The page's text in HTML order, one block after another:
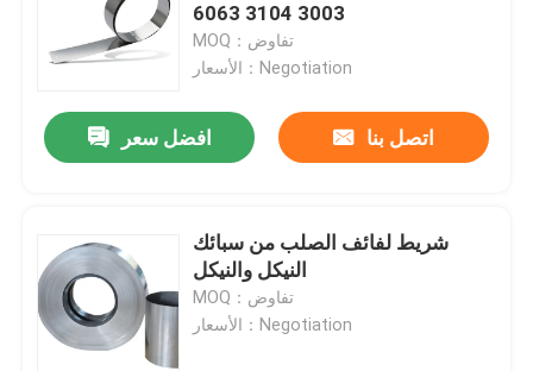
6063 3104 3003
MOQ：تفاوض
الأسعار：Negotiation
افضل سعر اتصل بنا
شريط لفائف الصلب من سبائك
النيكل والنيكل
MOQ：تفاوض
الأسعار：Negotiation